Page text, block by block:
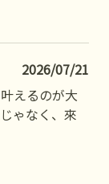
2026/07/21
えるのが大
ゃなく、來